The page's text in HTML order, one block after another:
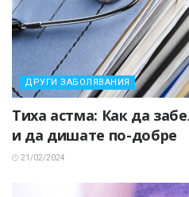
ДРУГИ ЗАБОЛЯВАНИЯ
Тиха астма: Как да
и да дишате по-добре
21/02/2024